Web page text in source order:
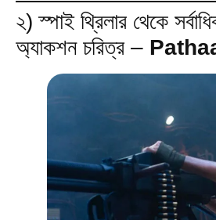
২) স্পাই থ্রিলার থেকে
অ্যাকশন চরিত্র –